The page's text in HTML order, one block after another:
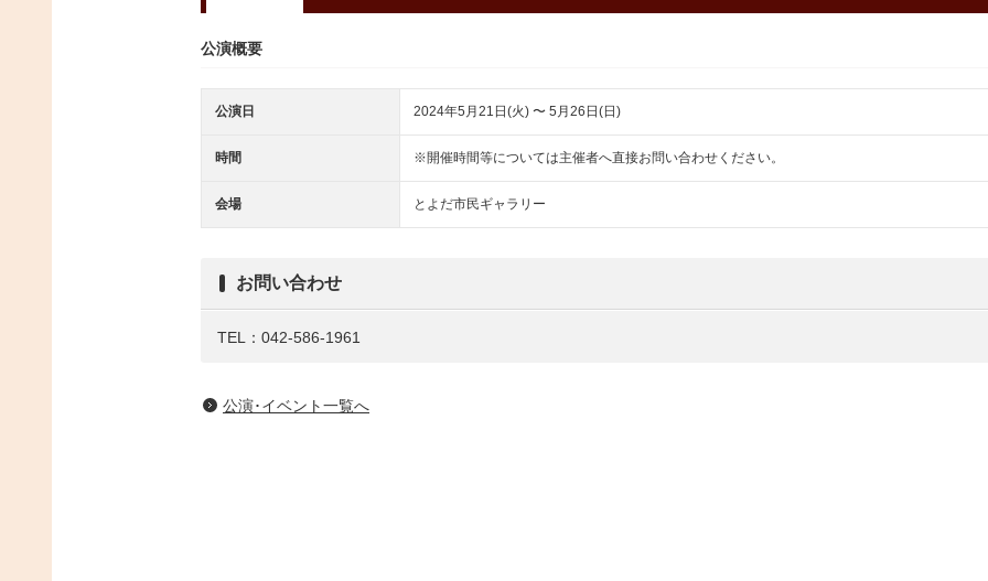
公演概要
公演日 2024年5月21日(火) 〜 5月26日(日)
時間 ※開催時間等については主催者へ直接お問い合わせください。
会場 とよだ市民ギャラリー
お問い合わせ
TEL：042-586-1961
公演･イベント一覧へ